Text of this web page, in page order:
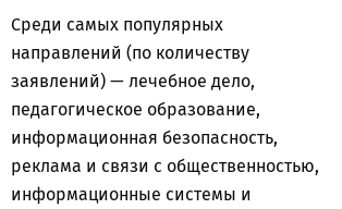
Среди самых популярных
направлений (по количеству
заявлений) — лечебное дело,
педагогическое образование,
информационная безопасность,
реклама и связи с общественностью,
информационные системы и